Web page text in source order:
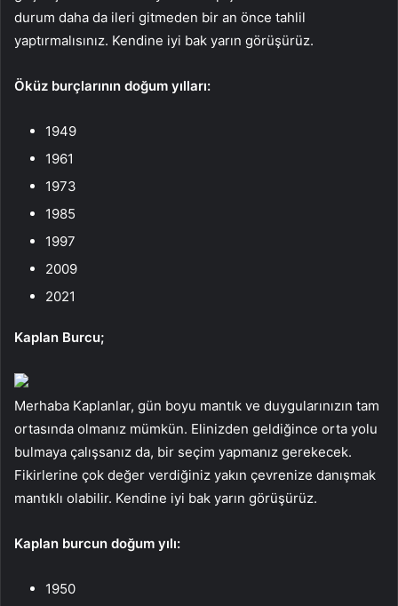
durum daha da ileri gitmeden bir an önce tahlil
yaptırmalısınız. Kendine iyi bak yarın görüşürüz.
Öküz burçlarının doğum yılları:
1949
1961
1973
1985
1997
2009
2021
Kaplan Burcu;
Merhaba Kaplanlar, gün boyu mantık ve duygularınızın tam
ortasında olmanız mümkün. Elinizden geldiğince orta yolu
bulmaya çalışsanız da, bir seçim yapmanız gerekecek.
Fikirlerine çok değer verdiğiniz yakın çevrenize danışmak
mantıklı olabilir. Kendine iyi bak yarın görüşürüz.
Kaplan burcun doğum yılı:
1950